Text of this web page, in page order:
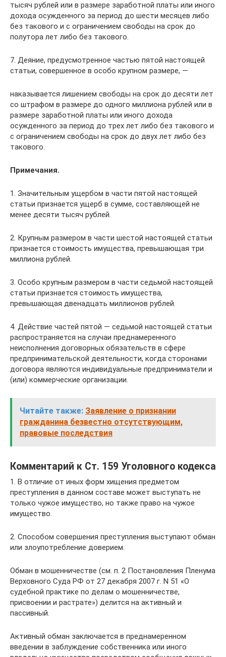
тысяч рублей или в размере заработной платы или иного
дохода осужденного за период до шести месяцев либо
без такового и с ограничением свободы на срок до
полутора лет либо без такового.
7. Деяние, предусмотренное частью пятой настоящей
статьи, совершенное в особо крупном размере, —
наказывается лишением свободы на срок до десяти лет
со штрафом в размере до одного миллиона рублей или в
размере заработной платы или иного дохода
осужденного за период до трех лет либо без такового и
с ограничением свободы на срок до двух лет либо без
такового.
Примечания.
1. Значительным ущербом в части пятой настоящей
статьи признается ущерб в сумме, составляющей не
менее десяти тысяч рублей.
2. Крупным размером в части шестой настоящей статьи
признается стоимость имущества, превышающая три
миллиона рублей.
3. Особо крупным размером в части седьмой настоящей
статьи признается стоимость имущества,
превышающая двенадцать миллионов рублей.
4. Действие частей пятой — седьмой настоящей статьи
распространяется на случаи преднамеренного
неисполнения договорных обязательств в сфере
предпринимательской деятельности, когда сторонами
договора являются индивидуальные предприниматели и
(или) коммерческие организации.
Читайте также: Заявление о признании
гражданина безвестно отсутствующим,
правовые последствия
Комментарий к Ст. 159 Уголовного кодекса
1. В отличие от иных форм хищения предметом
преступления в данном составе может выступать не
только чужое имущество, но также право на чужое
имущество.
2. Способом совершения преступления выступают обман
или злоупотребление доверием.
Обман в мошенничестве (см. п. 2 Постановления Пленума
Верховного Суда РФ от 27 декабря 2007 г. N 51 «О
судебной практике по делам о мошенничестве,
присвоении и растрате») делится на активный и
пассивный.
Активный обман заключается в преднамеренном
введении в заблуждение собственника или иного